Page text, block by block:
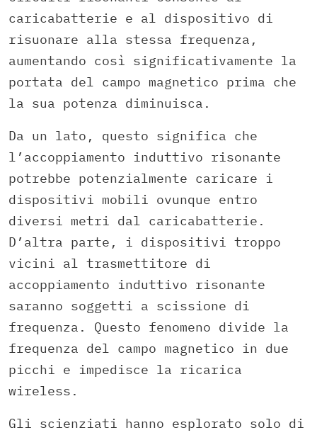
caricabatterie e al dispositivo di
risuonare alla stessa frequenza,
aumentando così significativamente la
portata del campo magnetico prima che
la sua potenza diminuisca.
Da un lato, questo significa che
l’accoppiamento induttivo risonante
potrebbe potenzialmente caricare i
dispositivi mobili ovunque entro
diversi metri dal caricabatterie.
D’altra parte, i dispositivi troppo
vicini al trasmettitore di
accoppiamento induttivo risonante
saranno soggetti a scissione di
frequenza. Questo fenomeno divide la
frequenza del campo magnetico in due
picchi e impedisce la ricarica
wireless.
Gli scienziati hanno esplorato solo di